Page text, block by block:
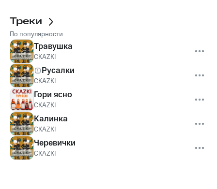
Треки
По популярности
Травушка
СКАZKI
Русалки
СКАZKI
Гори ясно
СКАZKI
Калинка
СКАZKI
Черевички
СКАZKI